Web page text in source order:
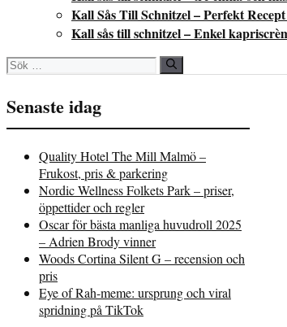
Kall Sås Till Schnitzel – Perfekt
Kall sås till schnitzel – Enkel
Sök
efter:
Senaste idag
Quality Hotel The Mill Malmö –
Frukost, pris & parkering
Nordic Wellness Folkets Park – priser,
öppettider och regler
Oscar för bästa manliga huvudroll 2025
– Adrien Brody vinner
Woods Cortina Silent G – recension och
pris
Eye of Rah-meme: ursprung och viral
spridning på TikTok